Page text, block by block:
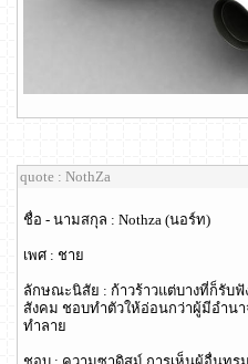
quote : NothZa
ชื่อ - นามสกุล : Nothza (นอร์ท)
เพศ : ชาย
ลักษณะนิสัย : ก้าวร้าวแต่บางที่ก็รับ
สังคม ชอบทำตัวให้อ่อนกว่าผู้มีอำน
ทำลาย